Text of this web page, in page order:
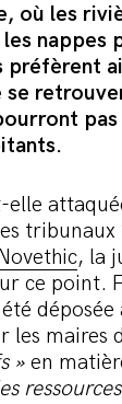
où les
nappes
préfèrent
tribunaux
, la
ce point.
déposée
maires
»en